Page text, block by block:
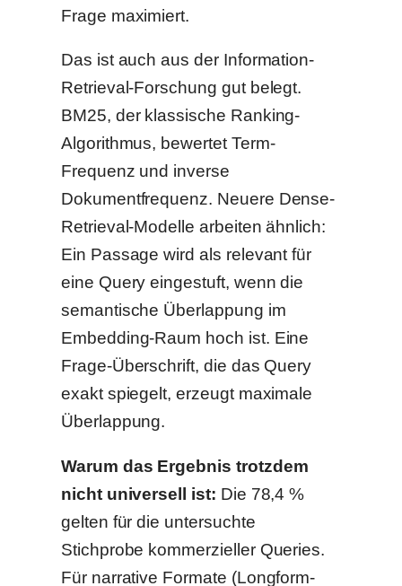
Frage maximiert.
Das ist auch aus der Information-
Retrieval-Forschung gut belegt.
BM25, der klassische Ranking-
Algorithmus, bewertet Term-
Frequenz und inverse
Dokumentfrequenz. Neuere Dense-
Retrieval-Modelle arbeiten ähnlich:
Ein Passage wird als relevant für
eine Query eingestuft, wenn die
semantische Überlappung im
Embedding-Raum hoch ist. Eine
Frage-Überschrift, die das Query
exakt spiegelt, erzeugt maximale
Überlappung.
Warum das Ergebnis trotzdem
nicht universell ist: Die 78,4 %
gelten für die untersuchte
Stichprobe kommerzieller Queries.
Für narrative Formate (Longform-